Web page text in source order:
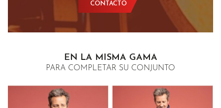
CONTACTO
EN LA MISMA GAMA
PARA COMPLETAR SU CONJUNTO